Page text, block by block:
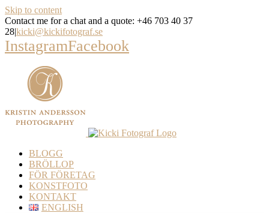
Skip to content
Contact me for a chat and a quote: +46 703 40 37
28|kicki@kickifotograf.se
InstagramFacebook
BLOGG
BRÖLLOP
FÖR FÖRETAG
KONSTFOTO
KONTAKT
ENGLISH